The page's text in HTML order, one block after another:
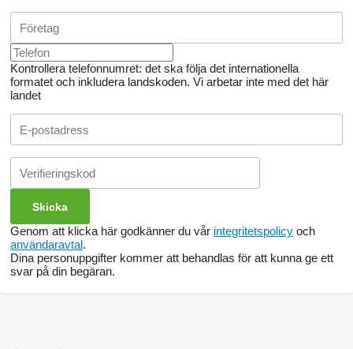
three-row flex harrow;
spiral-shaped ribbed roller.
tubular roller with a flex harrow;
special loaders of the unit frame, for using a turbo cultivator on
heavy soils, for better penetration of discs into the soil;
wavy turbo discs 550 mm x 5 mm 8 waves (65 mm wave
depth);
mechanical granular fertilizer application system (for models
Kontrollera telefonnumret: det ska följa det internationella
formatet och inkludera landskoden. Vi arbetar inte med det här
landet
Genom att klicka här godkänner du vår integritetspolicy och
användaravtal.
Dina personuppgifter kommer att behandlas för att kunna ge ett
svar på din begäran.